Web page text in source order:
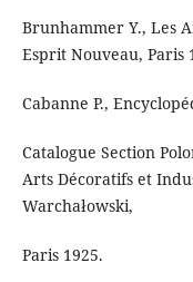
Brunhammer Y., Les
Esprit Nouveau, Paris
Cabanne P.,
Catalogue Section
Arts Décoratifs et
Warchałowski,
Paris 1925.